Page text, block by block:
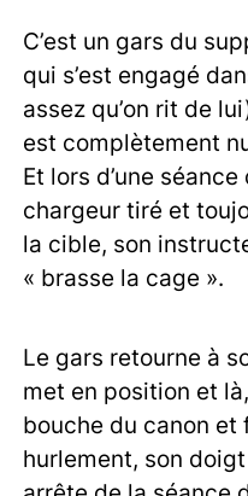
C’est un gars du
qui s’est engagé
assez qu’on rit de
est complètement
Et lors d’une
chargeur tiré et
la cible, son
« brasse la cage ».
Le gars retourne à
met en position et
bouche du canon
hurlement, son